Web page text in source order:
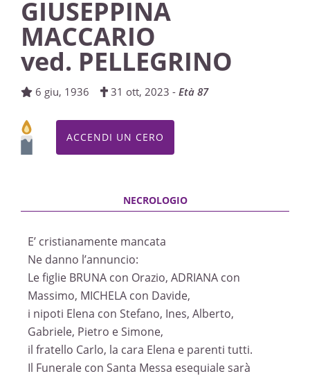
GIUSEPPINA
MACCARIO
ved. PELLEGRINO
6 giu, 1936 31 ott, 2023 -Età 87
ACCENDI UN CERO
E’ cristianamente mancata
Ne danno l’annuncio:
Le figlie BRUNA con Orazio, ADRIANA con
Massimo, MICHELA con Davide,
i nipoti Elena con Stefano, Ines, Alberto,
Gabriele, Pietro e Simone,
il fratello Carlo, la cara Elena e parenti tutti.
Il Funerale con Santa Messa esequiale sarà
ROSARIO
Boves, Chiesa di San Bartolomeo / Chiesa
Parrocchiale di Boves